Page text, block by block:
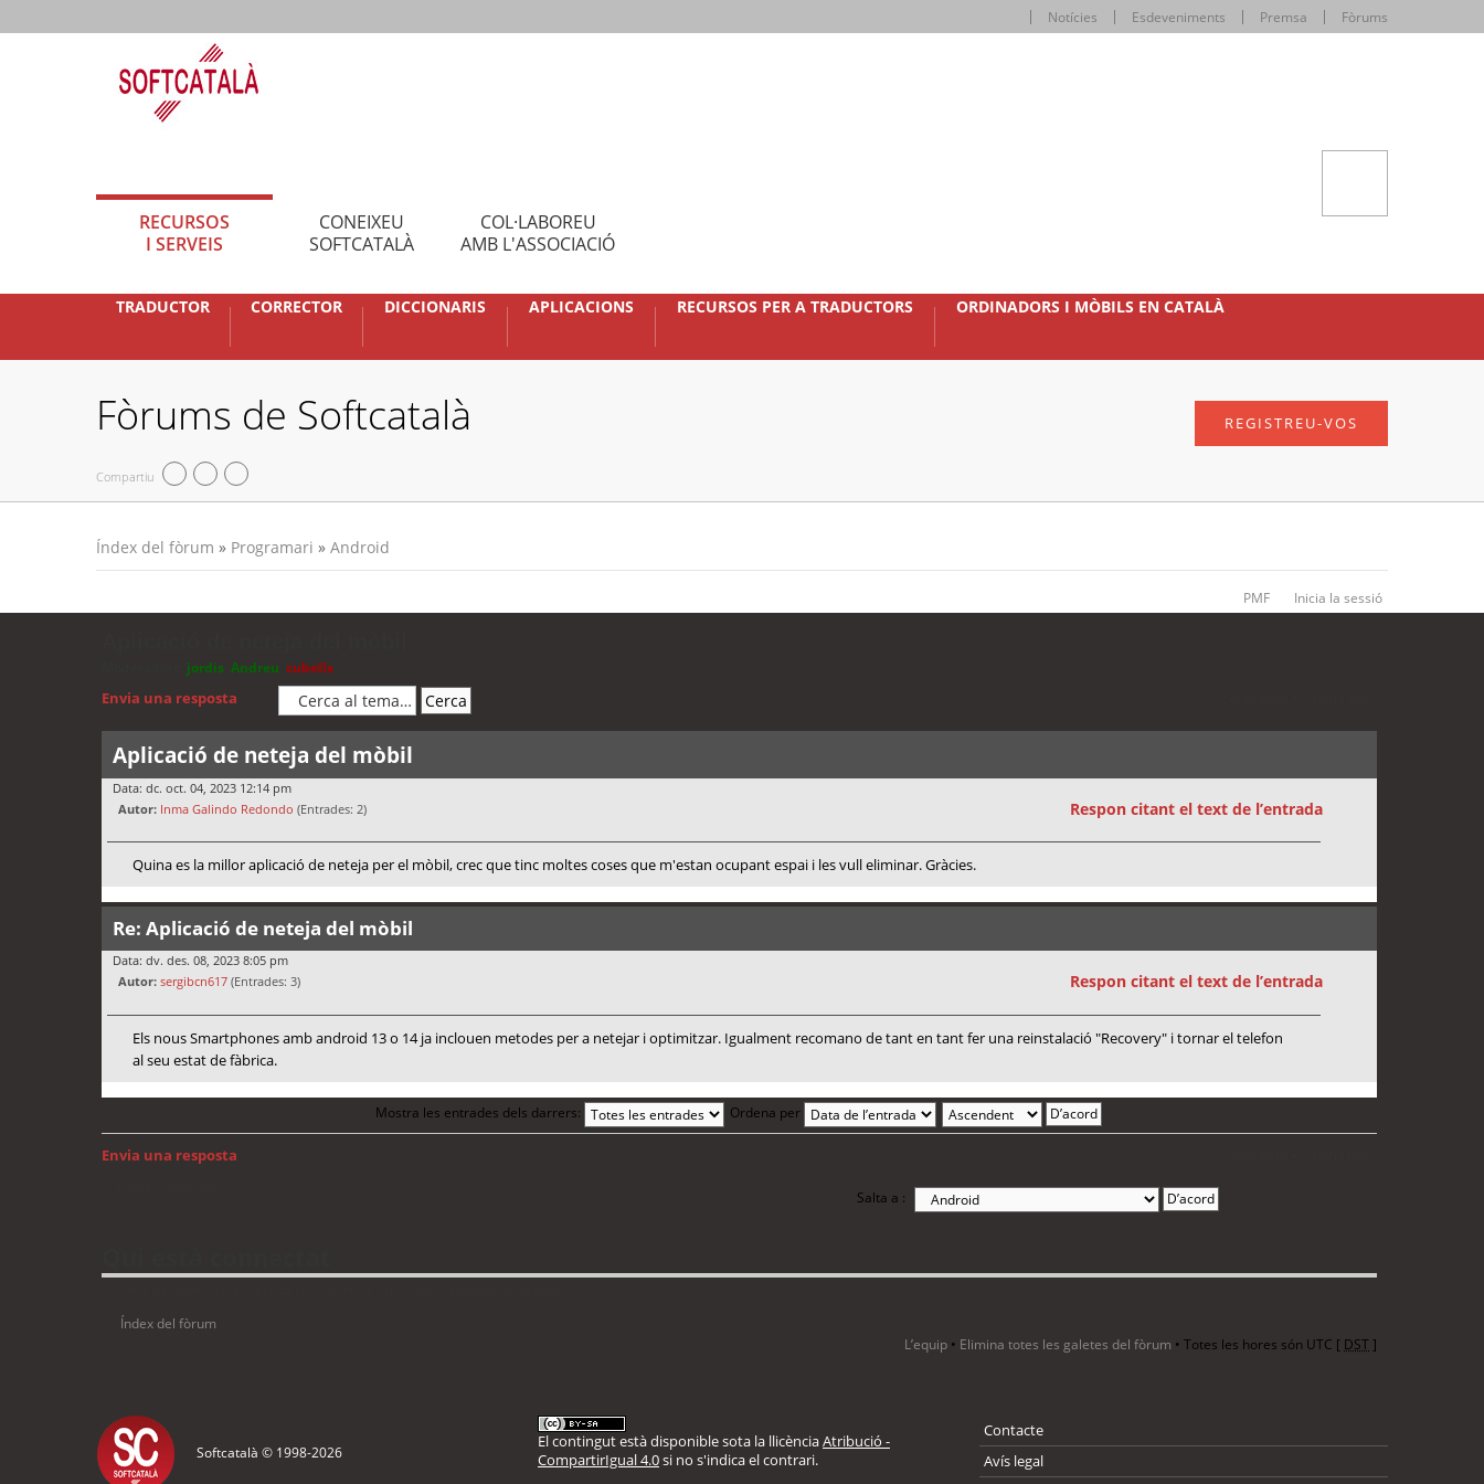
Notícies Esdeveniments Premsa Fòrums
RECURSOS
I SERVEIS
CONEIXEU
SOFTCATALÀ
COL·LABOREU
AMB L'ASSOCIACIÓ
TRADUCTOR CORRECTOR DICCIONARIS APLICACIONS RECURSOS PER A TRADUCTORS ORDINADORS I MÒBILS EN CATALÀ
Fòrums de Softcatalà
Compartiu
REGISTREU-VOS
Índex del fòrum » Programari » Android
PMF Inicia la sessió
jordis Andreu cubells
Envia una resposta
Aplicació de neteja del mòbil
Data: dc. oct. 04, 2023 12:14 pm
Autor: Inma Galindo Redondo (Entrades: 2) Respon citant el text de l’entrada
Quina es la millor aplicació de neteja per el mòbil, crec que tinc moltes coses que m'estan ocupant espai i les vull eliminar. Gràcies.
Re: Aplicació de neteja del mòbil
Data: dv. des. 08, 2023 8:05 pm
Autor: sergibcn617 (Entrades: 3) Respon citant el text de l’entrada
Els nous Smartphones amb android 13 o 14 ja inclouen metodes per a netejar i optimitzar. Igualment recomano de tant en tant fer una reinstalació "Recovery" i tornar el telefon
al seu estat de fàbrica.
Mostra les entrades dels darrers: Ordena per
Envia una resposta
Salta a :
Índex del fòrum
L’equip • Elimina totes les galetes del fòrum • Totes les hores són UTC [ DST]
Softcatalà © 1998-2026
El contingut està disponible sota la llicènciaAtribució -
CompartirIgual 4.0si no s'indica el contrari.
Contacte
Avís legal